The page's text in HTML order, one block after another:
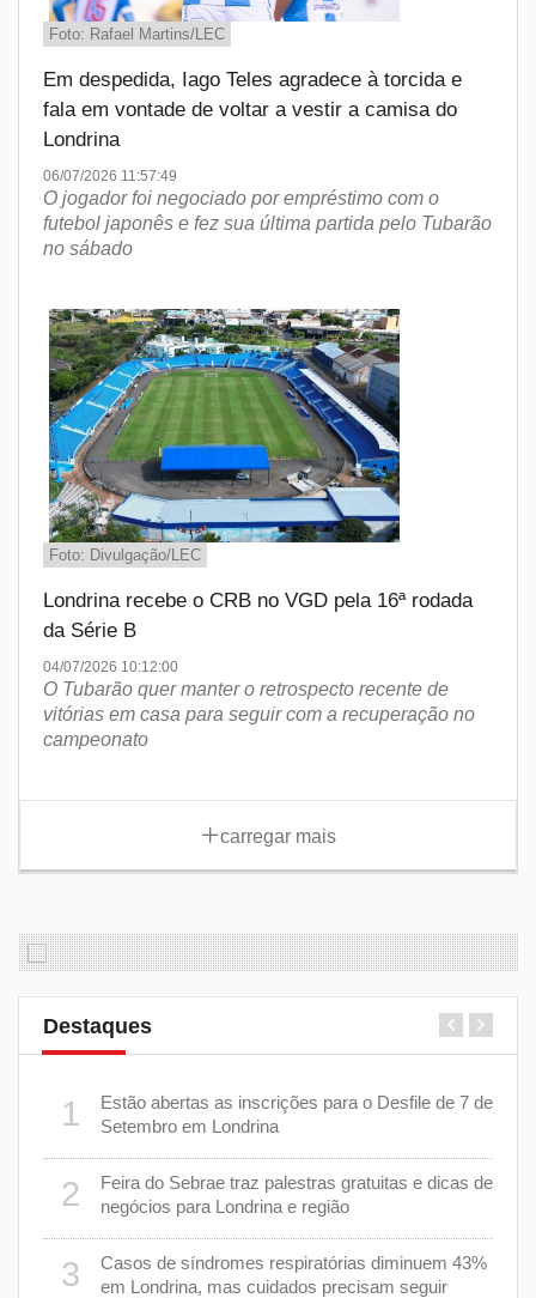
Foto: Rafael Martins/LEC
Em despedida, Iago Teles agradece à torcida e
fala em vontade de voltar a vestir a camisa do
Londrina
06/07/2026 11:57:49
O jogador foi negociado por empréstimo com o
futebol japonês e fez sua última partida pelo Tubarão
no sábado
Foto: Divulgação/LEC
Londrina recebe o CRB no VGD pela 16ª rodada
da Série B
04/07/2026 10:12:00
O Tubarão quer manter o retrospecto recente de
vitórias em casa para seguir com a recuperação no
campeonato
carregar mais
Destaques
1
Estão abertas as inscrições para o Desfile de 7 de
Setembro em Londrina
2
Feira do Sebrae traz palestras gratuitas e dicas de
negócios para Londrina e região
3
Casos de síndromes respiratórias diminuem 43%
em Londrina, mas cuidados precisam seguir